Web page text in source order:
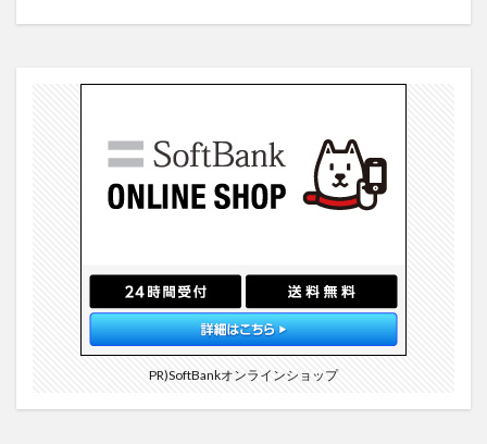
PR)SoftBankオンラインショップ